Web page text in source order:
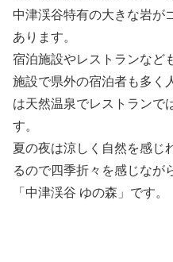
中津渓谷特有の大きな岩が
あります。
宿泊施設やレストランなど
施設で県外の宿泊者も多く
は天然温泉でレストランで
す。
夏の夜は涼しく自然を感じ
るので四季折々を感じなが
「中津渓谷 ゆの森」です。